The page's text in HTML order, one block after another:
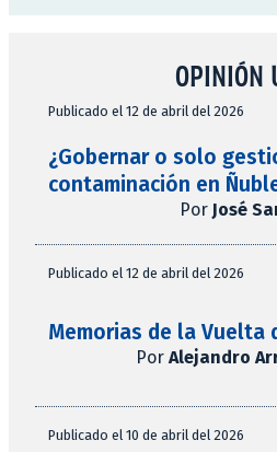
OPINIÓN
Publicado el 12 de abril del 2026
¿Gobernar o solo
contaminación en
Por José
Publicado el 12 de abril del 2026
Memorias de la Vuelta
Por Alejandro
Publicado el 10 de abril del 2026